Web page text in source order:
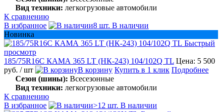
Вид техники: легкогрузовые автомобили
К сравнению
В избранное
8 шт. В наличии
Новинка
Быстрый
просмотр
185/75R16C КАМА 365 LT (НК-243) 104/102Q TL Цена: 5 500
руб. / шт В корзину Купить в 1 клик Подробнее
Сезон (шины): Всесезонные
Вид техники: легкогрузовые автомобили
К сравнению
В избранное
>12 шт. В наличии